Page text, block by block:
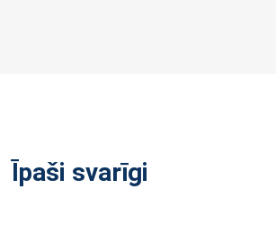
Īpaši svarīgi